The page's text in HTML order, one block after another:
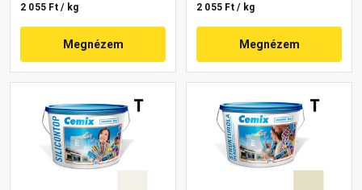
2 055 Ft / kg
Megnézem
2 055 Ft / kg
Megnézem